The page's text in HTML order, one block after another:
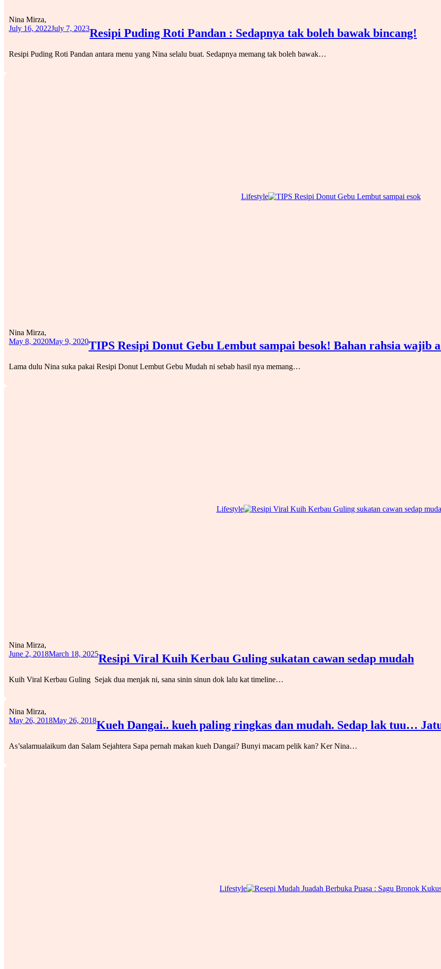
Resipi Puding Roti Pandan : Sedapnya tak boleh bawak bincang!
Nina Mirza,
July 16, 2022July 7, 2023
Resipi Puding Roti Pandan antara menu yang Nina selalu buat. Sedapnya memang tak boleh bawak…
Lifestyle
TIPS Resipi Donut Gebu Lembut sampai besok! Bahan rahsia wajib
Nina Mirza,
May 8, 2020May 9, 2020
Lama dulu Nina suka pakai Resipi Donut Lembut Gebu Mudah ni sebab hasil nya memang…
Lifestyle
Resipi Viral Kuih Kerbau Guling sukatan cawan sedap mudah
Nina Mirza,
June 2, 2018March 18, 2025
Kuih Viral Kerbau Guling Sejak dua menjak ni, sana sinin sinun dok lalu kat timeline…
Kueh Dangai.. kueh paling ringkas dan mudah. Sedap lak tuu…
Nina Mirza,
May 26, 2018May 26, 2018
As’salamualaikum dan Salam Sejahtera Sapa pernah makan kueh Dangai? Bunyi macam pelik kan? Ker Nina…
Lifestyle